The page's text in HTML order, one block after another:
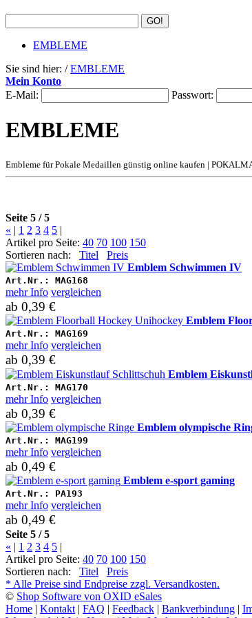
EMBLEME
Sie sind hier: /EMBLEME
Mein Konto
E-Mail:
Passwort:
EMBLEME
Embleme für Pokale Medaillen günstig online kaufen |
Seite 5 / 5
« | 1 2 3 4 5 |
Artikel pro Seite: 40 70 100 150
Sortieren nach: Titel
Preis
Emblem Schwimmen IV
Art.Nr.: MAG168
mehr Info vergleichen
ab 0,39 €
Emblem
Art.Nr.: MAG169
mehr Info vergleichen
ab 0,39 €
Emblem
Art.Nr.: MAG170
mehr Info vergleichen
ab 0,39 €
Emblem olympische
Art.Nr.: MAG199
mehr Info vergleichen
ab 0,49 €
Emblem e-sport gaming
Art.Nr.: PA193
mehr Info vergleichen
ab 0,49 €
Seite 5 / 5
« | 1 2 3 4 5 |
Artikel pro Seite: 40 70 100 150
Sortieren nach: Titel
Preis
* Alle Preise sind Endpreise zzgl. Versandkosten.
© Shop Software von OXID eSales
Home | Kontakt | FAQ | Feedback | Bankverbindung |